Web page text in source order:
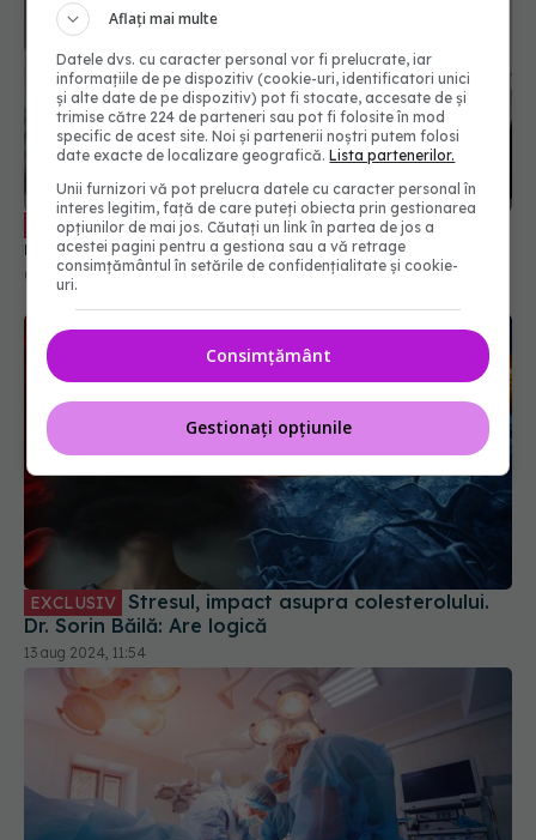
EXCLUSIV Ce trebuie să știi despre nodulii
mamari. Dr. Cătălin Jianu: Stadiu avansat
06 apr 2025, 19:15
EXCLUSIV
Dr. Sorin Băilă: Are logică
13 aug 2024, 11:54
Aflați mai multe
Datele dvs. cu caracter personal vor fi prelucrate, iar
informațiile de pe dispozitiv (cookie-uri, identificatori unici
și alte date de pe dispozitiv) pot fi stocate, accesate de și
trimise către 224 de parteneri sau pot fi folosite în mod
specific de acest site. Noi și partenerii noștri putem folosi
date exacte de localizare geografică.Lista partenerilor.
Unii furnizori vă pot prelucra datele cu caracter personal în
interes legitim, față de care puteți obiecta prin gestionarea
opțiunilor de mai jos. Căutați un link în partea de jos a
acestei pagini pentru a gestiona sau a vă retrage
consimțământul în setările de confidențialitate și cookie-
uri.
Consimțământ
Gestionați opțiunile